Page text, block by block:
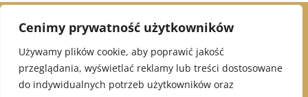
Cenimy prywatność użytkowników
Używamy plików cookie, aby poprawić jakość
przeglądania, wyświetlać reklamy lub treści dostosowane
do indywidualnych potrzeb użytkowników oraz
© 2021 Alex Jubiler
INFORMACJE: